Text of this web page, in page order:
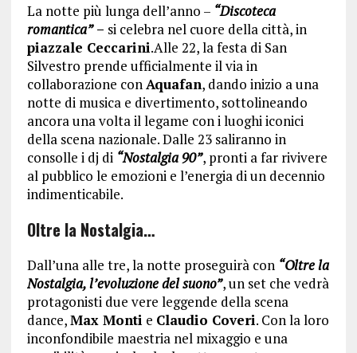
La notte più lunga dell’anno – “Discoteca
romantica”– si celebra nel cuore della città, in
piazzale Ceccarini.Alle 22, la festa di San
Silvestro prende ufficialmente il via in
collaborazione con Aquafan, dando inizio a una
notte di musica e divertimento, sottolineando
ancora una volta il legame con i luoghi iconici
della scena nazionale. Dalle 23 saliranno in
consolle i dj di “Nostalgia 90”, pronti a far rivivere
al pubblico le emozioni e l’energia di un decennio
indimenticabile.
Oltre la Nostalgia…
Dall’una alle tre, la notte proseguirà con “Oltre la
Nostalgia, l’evoluzione del suono”, un set che vedrà
protagonisti due vere leggende della scena
dance,Max Monti e Claudio Coveri. Con la loro
inconfondibile maestria nel mixaggio e una